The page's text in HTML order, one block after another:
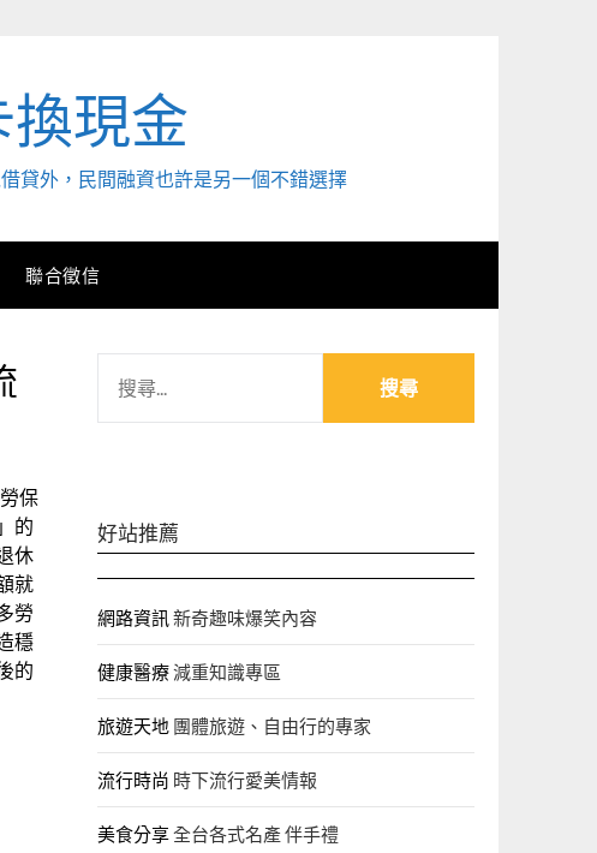
現金
貸外，民間融資也許是另一個不錯選擇
聯合徵信
保
的
休
就
勞
穩
的
關
好站推薦
網路資訊 新奇趣味爆笑內容
健康醫療減重知識專區
旅遊天地 團體旅遊、自由行的專家‎
流行時尚 時下流行愛美情報
美食分享全台各式名產 伴手禮